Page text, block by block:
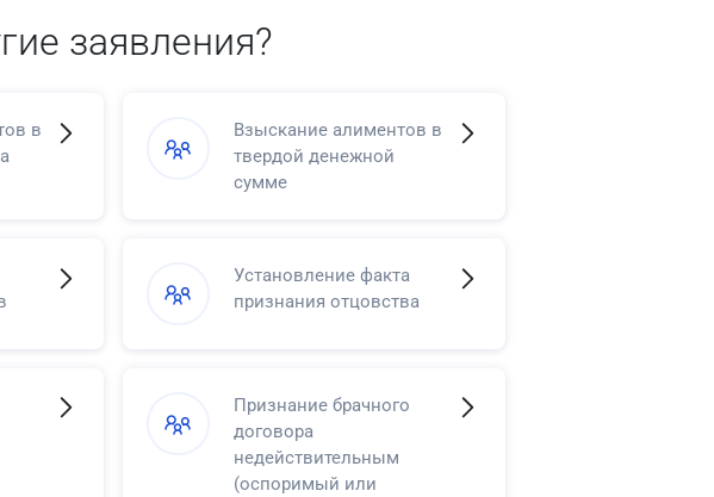
заявления?
в
Взыскание алиментов в
твердой денежной
сумме
Установление факта
признания отцовства
Признание брачного
договора
недействительным
(оспоримый или